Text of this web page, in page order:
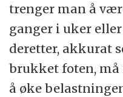
trenger man å
ganger i uker
deretter, akkurat
brukket foten,
å øke